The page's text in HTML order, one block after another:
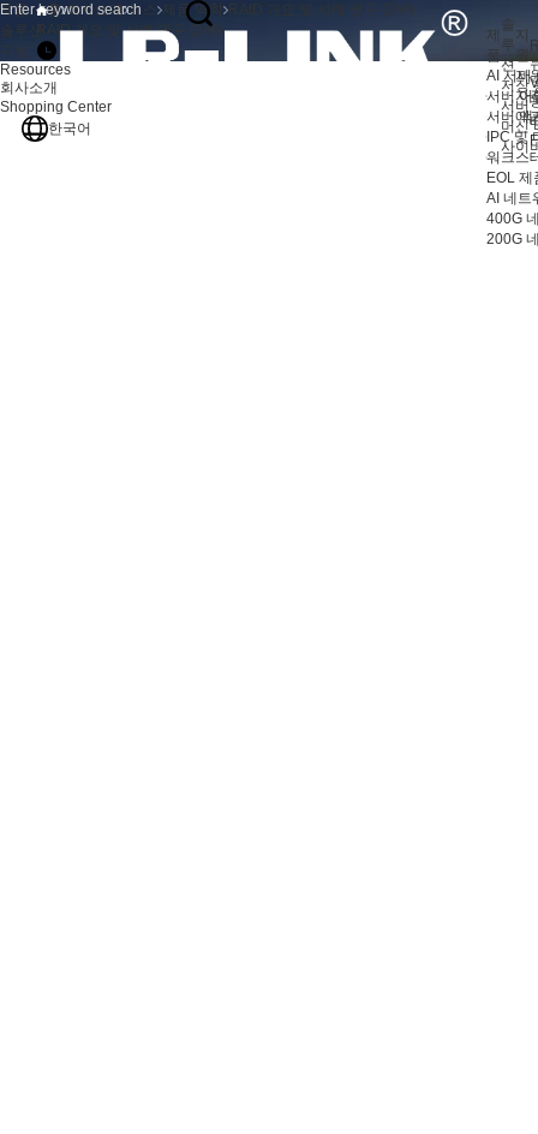
제
품
AI 서버
서버 어
서버 액
IPC 및
워크스
EOL 제
AI 네트
400G
200G
솔
루
션
저장
서버
머신
사이
지
원
지
자
애
제품
지원
Resources
회사소개
Shopping Center
한국어
홈 회사소개 뉴스 제품 역학
RAID 개요 및 사례 연구 (2부)
RAID 개요 및 사례 연구 (2부)